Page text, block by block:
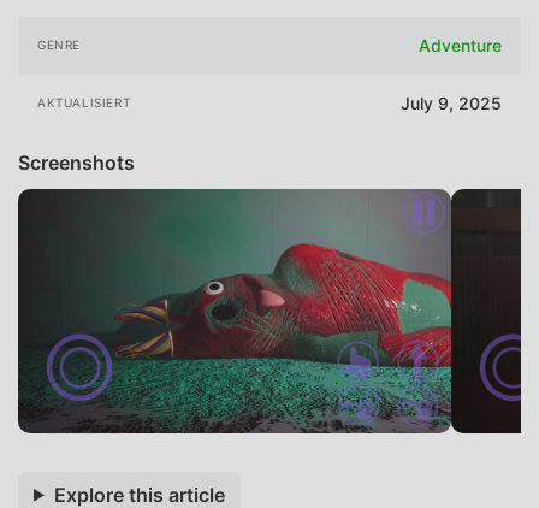
GENRE Adventure
AKTUALISIERT July 9, 2025
Screenshots
Explore this article